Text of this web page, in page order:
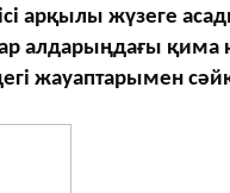
арқылы жүзеге
алдарыңдағы қима
жауаптарымен